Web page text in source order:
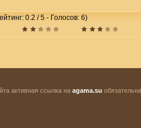
0.2 / 5 - Голосов: 6)
активная ссылка на agama.su